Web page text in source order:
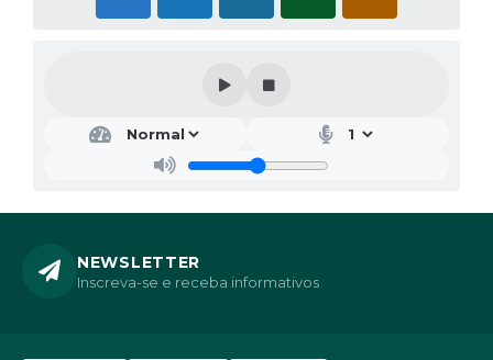
NEWSLETTER
Inscreva-se e receba informativos